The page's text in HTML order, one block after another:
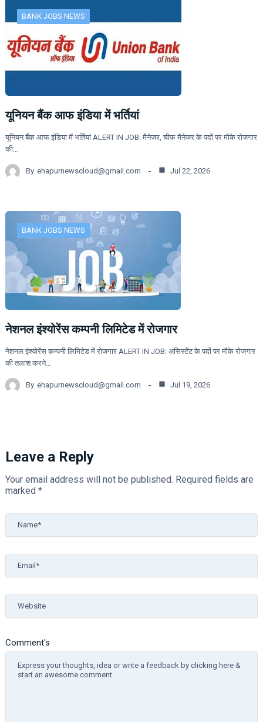
BANK JOBS NEWS
यूनियन बैंक आफ इंडिया में भर्तियां
यूनियन बैंक आफ इंडिया में भर्तियां ALERT IN JOB: मैनेजर, चीफ मैनेजर के पदों पर मौके रोजगार
की…
By ehapurnewscloud@gmail.com Jul 22, 2026
BANK JOBS NEWS
नेशनल इंश्योरेंस कम्पनी लिमिटेड में रोजगार
नेशनल इंश्योरेंस कम्पनी लिमिटेड में रोजगार ALERT IN JOB: असिस्टेंट के पदों पर मौके रोजगार
की तलाश करने…
By ehapurnewscloud@gmail.com Jul 19, 2026
Leave a Reply
Your email address will not be published. Required fields are
marked *
Comment's
Name*
Email*
Website